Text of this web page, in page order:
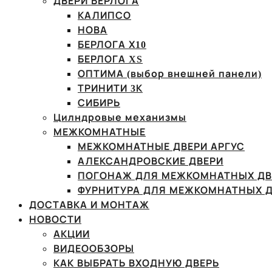
КАЛИПСО
НОВА
БЕРЛОГА Х10
БЕРЛОГА XS
ОПТИМА (выбор внешней панели)
ТРИНИТИ 3К
СИБИРЬ
Цилндровые механизмы
МЕЖКОМНАТНЫЕ
МЕЖКОМНАТНЫЕ ДВЕРИ АРГУС
АЛЕКСАНДРОВСКИЕ ДВЕРИ
ПОГОНАЖ ДЛЯ МЕЖКОМНАТНЫХ
ФУРНИТУРА ДЛЯ МЕЖКОМНАТНЫХ
ДОСТАВКА И МОНТАЖ
НОВОСТИ
АКЦИИ
ВИДЕООБЗОРЫ
КАК ВЫБРАТЬ ВХОДНУЮ ДВЕРЬ